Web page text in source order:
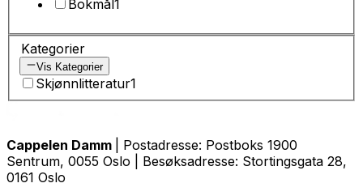
Bokmål1
Kategorier
Vis Kategorier
Skjønnlitteratur1
Cappelen Damm
| Postadresse: Postboks 1900
Sentrum, 0055 Oslo | Besøksadresse: Stortingsgata 28,
0161 Oslo